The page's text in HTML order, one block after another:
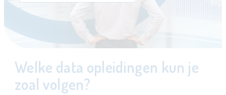
Welke data opleidingen kun je
zoal volgen?